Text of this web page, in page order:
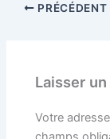
PRÉCÉDENT
Laisser
Votre